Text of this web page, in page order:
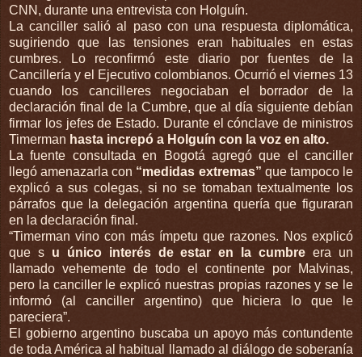
CNN, durante una entrevista con Holguín.
La canciller salió al paso con una respuesta diplomática,
sugiriendo que las tensiones eran habituales en estas
cumbres. Lo reconfirmó este diario por fuentes de la
Cancillería y el Ejecutivo colombianos. Ocurrió el viernes 13
cuando los cancilleres negociaban el borrador de la
declaración final de la Cumbre, que al día siguiente debían
firmar los jefes de Estado. Durante el cónclave de ministros
Timerman hasta increpó a Holguín con la voz en alto.
La fuente consultada en Bogotá agregó que el canciller
llegó amenazarla con “medidas extremas” que tampoco le
explicó a sus colegas, si no se tomaban textualmente los
párrafos que la delegación argentina quería que figuraran
en la declaración final.
“Timerman vino con más ímpetu que razones. Nos explicó
que s u único interés de estar en la cumbre era un
llamado vehemente de todo el continente por Malvinas,
pero la canciller le explicó nuestras propias razones y se le
informó (al canciller argentino) que hiciera lo que le
pareciera”.
El gobierno argentino buscaba un apoyo más contundente
de toda América al habitual llamado al diálogo de soberanía